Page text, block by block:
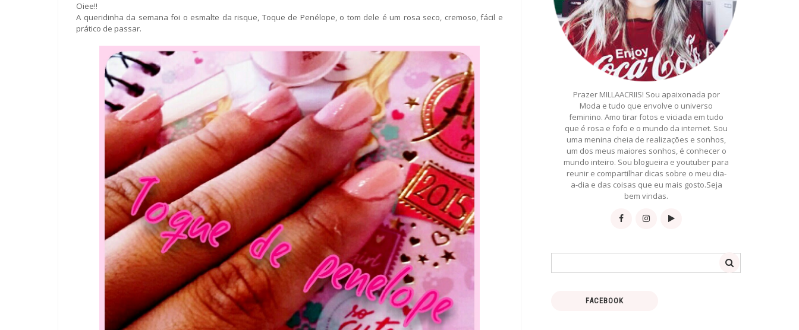
Oiee!!
A queridinha da semana foi o esmalte da risque, Toque de Penélope, o tom dele é um rosa seco, cremoso, fácil e
prático de passar.
Prazer MILLAACRIIS! Sou apaixonada por
Moda e tudo que envolve o universo
feminino. Amo tirar fotos e viciada em tudo
que é rosa e fofo e o mundo da internet. Sou
uma menina cheia de realizações e sonhos,
um dos meus maiores sonhos, é conhecer o
mundo inteiro. Sou blogueira e youtuber para
reunir e compartilhar dicas sobre o meu dia-
a-dia e das coisas que eu mais gosto.Seja
bem vindas.
FACEBOOK